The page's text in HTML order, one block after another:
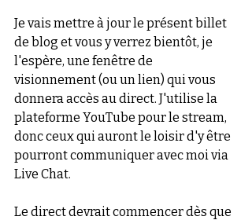
Je vais mettre à jour le présent billet
de blog et vous y verrez bientôt, je
l'espère, une fenêtre de
visionnement (ou un lien) qui vous
donnera accès au direct. J'utilise la
plateforme YouTube pour le stream,
donc ceux qui auront le loisir d'y être
pourront communiquer avec moi via
Live Chat.
Le direct devrait commencer dès que